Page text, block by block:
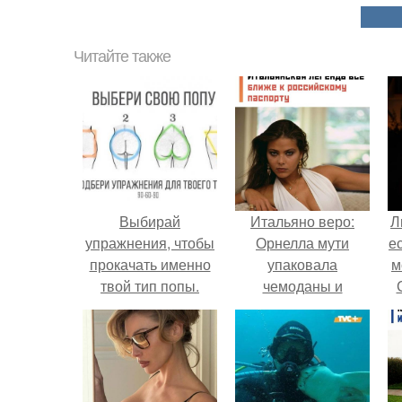
Читайте также
Выбирай
упражнения, чтобы
прокачать именно
твой тип попы.
Итальяно веро:
Орнелла мути
упаковала
чемоданы и
готовится
обзавестись
красным
паспортом.